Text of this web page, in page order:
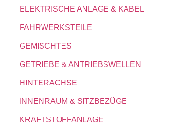
ELEKTRISCHE ANLAGE & KABEL
FAHRWERKSTEILE
GEMISCHTES
GETRIEBE & ANTRIEBSWELLEN
HINTERACHSE
INNENRAUM & SITZBEZÜGE
KRAFTSTOFFANLAGE